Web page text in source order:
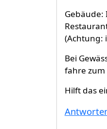
Gebäude:
(Achtung:
Bei
fahre zum
Hilft das